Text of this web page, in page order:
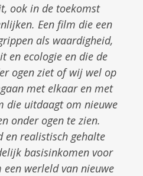
ook in de toekomst
Een film die een
als waardigheid,
en ecologie en die de
ogen ziet of wij wel op
met elkaar en met
die uitdaagt om nieuwe
onder ogen te zien.
en realistisch gehalte
basisinkomen voor
werleld van nieuwe